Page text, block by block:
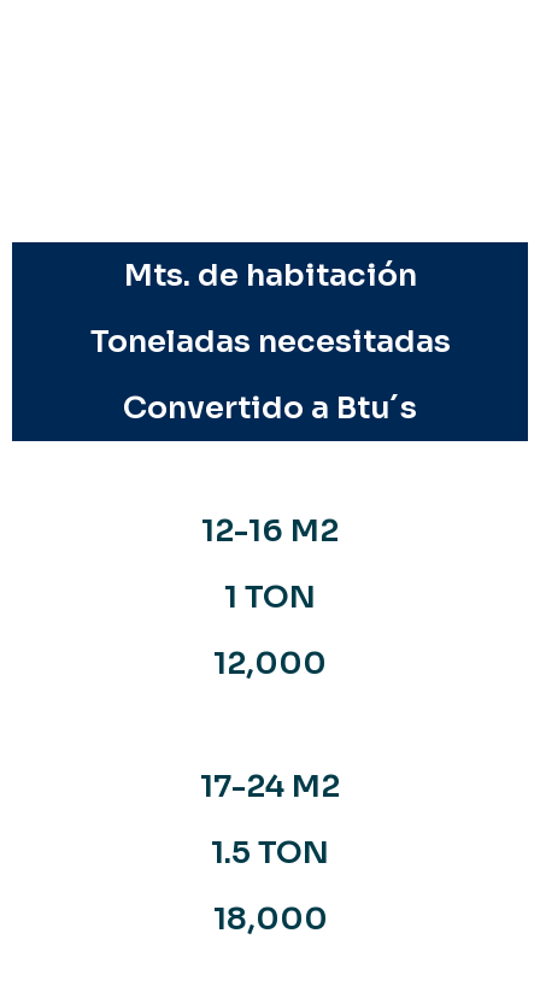
Mts. de habitación
Toneladas necesitadas
Convertido a Btu´s
12-16 M2
1 TON
12,000
17-24 M2
1.5 TON
18,000